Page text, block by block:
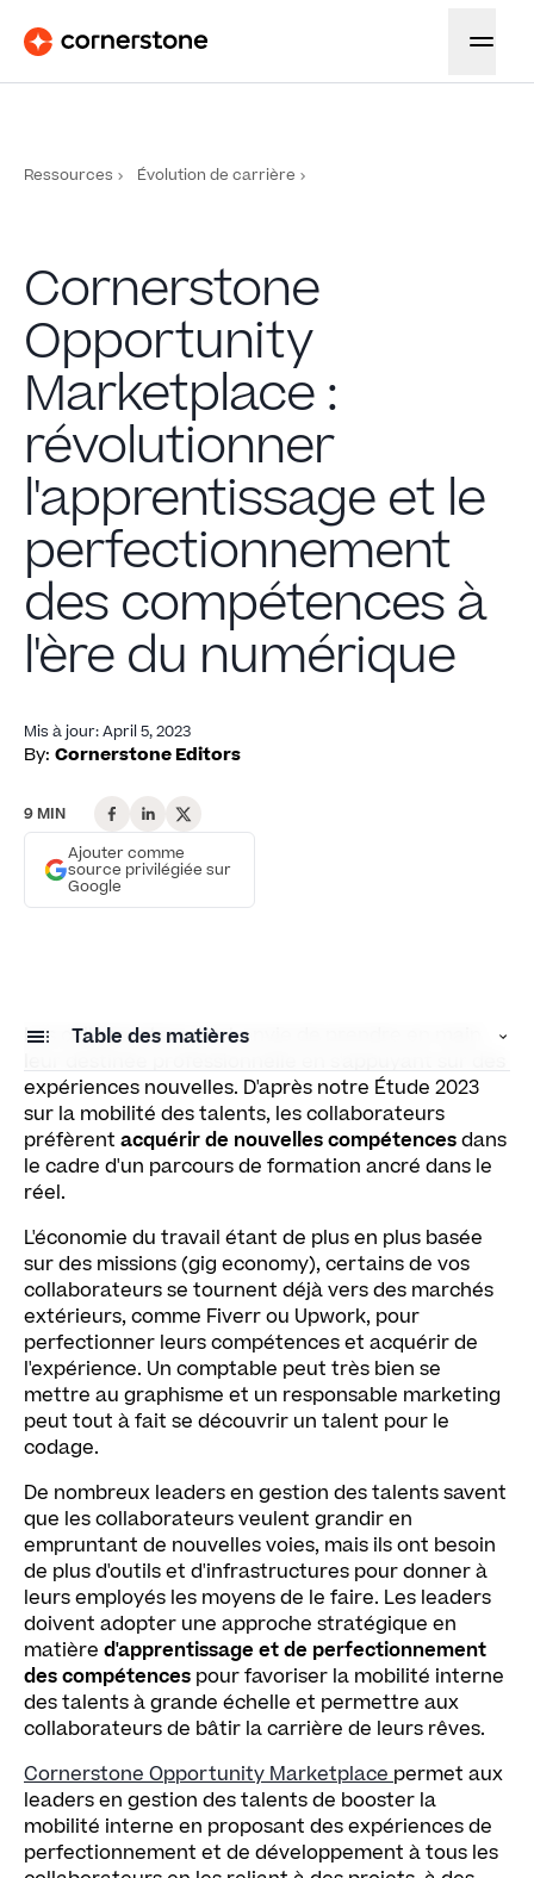
Ressources Évolution de carrière
Cornerstone
Opportunity
Marketplace :
révolutionner
l'apprentissage et le
perfectionnement
des compétences à
l'ère du numérique
Mis à jour:April 5, 2023
By: Cornerstone Editors
9 MIN
Ajouter comme
source privilégiée sur
Google
Table des matières
Différence entre « marché des talents » et « marché
des opportunités »
L'avenir de la mobilité des talents : gros plan sur
Cornerstone Opportunity Marketplace
Transformez votre stratégie de sourcing des talents
Les avantages durables de la mobilité des talents
Donner du sens au travail
Les collaborateurs ont envie de prendre en main
expériences nouvelles. D'après notre Étude 2023
sur la mobilité des talents, les collaborateurs
préfèrent acquérir de nouvelles compétencesdans
le cadre d'un parcours de formation ancré dans le
réel.
L'économie du travail étant de plus en plus basée
sur des missions (gig economy), certains de vos
collaborateurs se tournent déjà vers des marchés
extérieurs, comme Fiverr ou Upwork, pour
perfectionner leurs compétences et acquérir de
l'expérience. Un comptable peut très bien se
mettre au graphisme et un responsable marketing
peut tout à fait se découvrir un talent pour le
codage.
De nombreux leaders en gestion des talents savent
que les collaborateurs veulent grandir en
empruntant de nouvelles voies, mais ils ont besoin
de plus d'outils et d'infrastructures pour donner à
leurs employés les moyens de le faire. Les leaders
doivent adopter une approche stratégique en
matière d'apprentissage et de perfectionnement
des compétences pour favoriser la mobilité interne
des talents à grande échelle et permettre aux
collaborateurs de bâtir la carrière de leurs rêves.
Cornerstone Opportunity Marketplace permet aux
leaders en gestion des talents de booster la
mobilité interne en proposant des expériences de
perfectionnement et de développement à tous les